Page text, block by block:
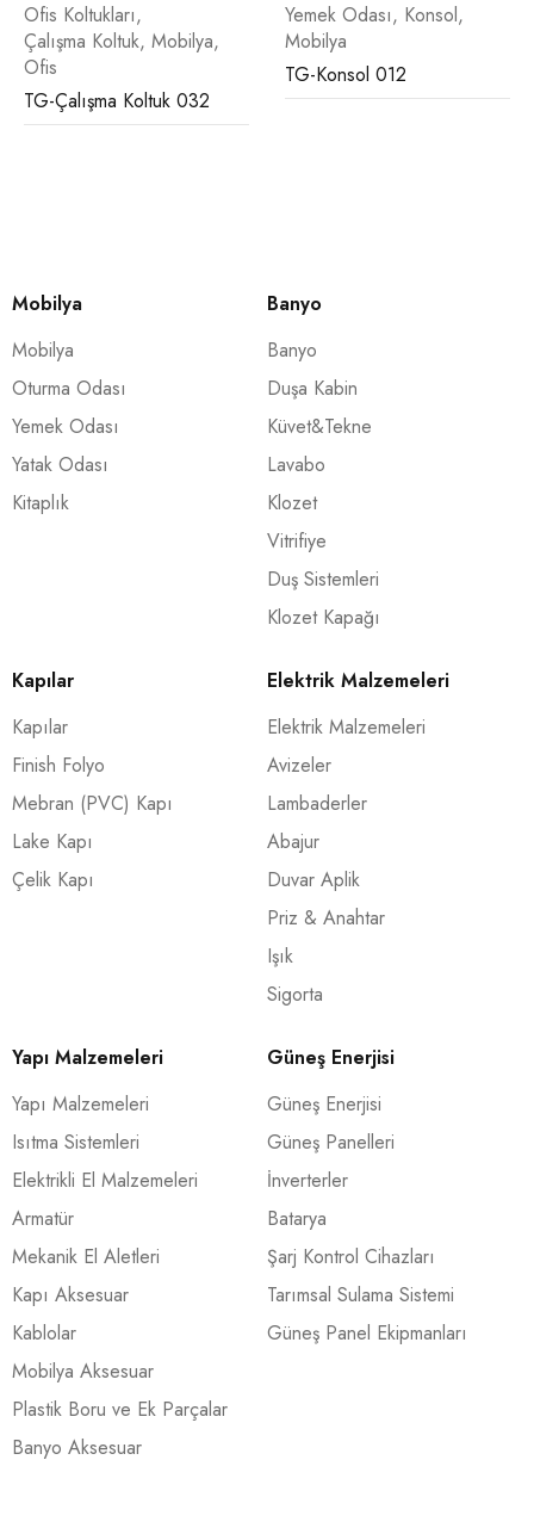
Ofis Koltukları,
Çalışma Koltuk, Mobilya,
Ofis
TG-Çalışma Koltuk 032
Yemek Odası, Konsol,
Mobilya
TG-Konsol 012
Mobilya
Mobilya
Oturma Odası
Yemek Odası
Yatak Odası
Kitaplık
Banyo
Banyo
Duşa Kabin
Küvet&Tekne
Lavabo
Klozet
Vitrifiye
Duş Sistemleri
Klozet Kapağı
Kapılar
Kapılar
Finish Folyo
Mebran (PVC) Kapı
Lake Kapı
Çelik Kapı
Elektrik Malzemeleri
Elektrik Malzemeleri
Avizeler
Lambaderler
Abajur
Duvar Aplik
Priz & Anahtar
Işık
Sigorta
Yapı Malzemeleri
Yapı Malzemeleri
Isıtma Sistemleri
Elektrikli El Malzemeleri
Armatür
Mekanik El Aletleri
Kapı Aksesuar
Kablolar
Mobilya Aksesuar
Plastik Boru ve Ek Parçalar
Banyo Aksesuar
Güneş Enerjisi
Güneş Enerjisi
Güneş Panelleri
İnverterler
Batarya
Şarj Kontrol Cihazları
Tarımsal Sulama Sistemi
Güneş Panel Ekipmanları